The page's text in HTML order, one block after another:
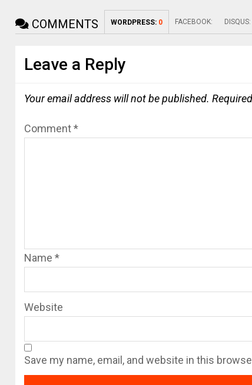
COMMENTS WORDPRESS: 0 FACEBOOK:
Leave a Reply
Your email address will not be published.
Comment*
Name*
Website
Save my name, email, and website in this